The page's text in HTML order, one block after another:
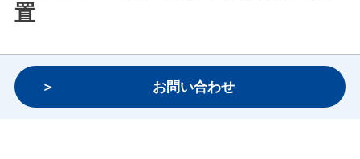
置
お問い合わせ